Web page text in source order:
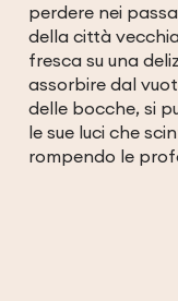
perdere nei
della città
fresca su una
assorbire dal
delle bocche, si
le sue luci che
rompendo le